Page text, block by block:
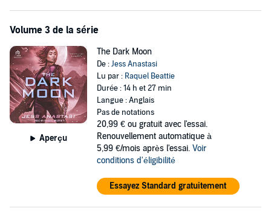
Volume 3 de la série
Aperçu
The Dark Moon
De :Jess Anastasi
Lu par : Raquel Beattie
Durée : 14 h et 27 min
Langue : Anglais
Pas de notations
20,99 € ou gratuit avec l'essai.
Renouvellement automatique à
5,99 €/mois après l'essai. Voir
conditions d'éligibilité
Essayez Standard gratuitement